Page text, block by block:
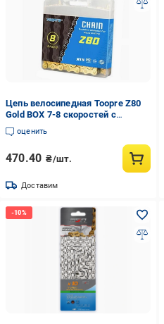
Цепь велосипедная Toopre Z80
Gold BOX 7-8 скоростей с
замком Золотой
оценить
470.40 ₴/шт.
Доставим